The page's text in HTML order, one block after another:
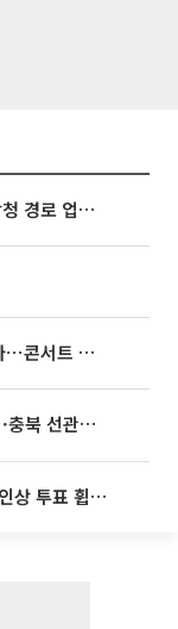
태풍 '돌핀' 오키나와 접근…일본기상청 경로 업데이트
빅뱅, 20주년 기념 '새 뱅봉' 선보인다⋯콘서트 앞두고 팝업 개최
추가 압수수색
‘나솔사계’ 국화, 결별 후 재등장⋯첫인상 투표 휩쓸고 ‘인기녀’ 등극